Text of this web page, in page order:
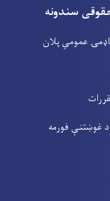
سندونه
عمومي پلان
د غوښتنې فورمه